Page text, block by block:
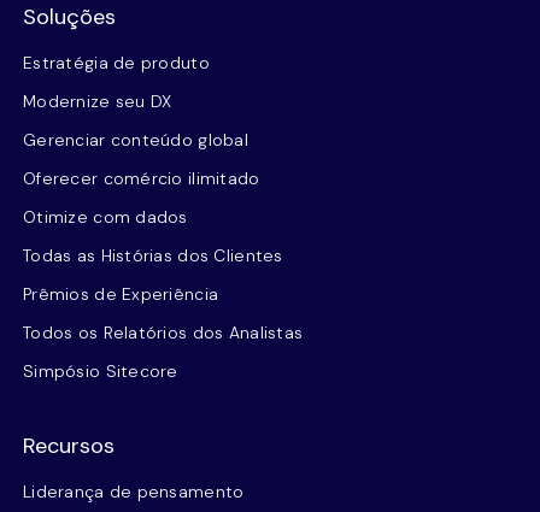
Soluções
Estratégia de produto
Modernize seu DX
Gerenciar conteúdo global
Oferecer comércio ilimitado
Otimize com dados
Todas as Histórias dos Clientes
Prêmios de Experiência
Todos os Relatórios dos Analistas
Simpósio Sitecore
Recursos
Liderança de pensamento